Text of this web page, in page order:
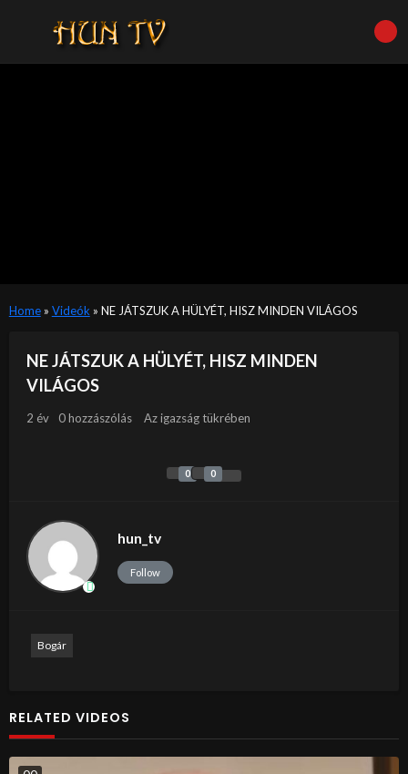
Home» Videók » NE JÁTSZUK A HÜLYÉT, HISZ MINDEN VILÁGOS
NE JÁTSZUK A HÜLYÉT, HISZ MINDEN
VILÁGOS
2 év 0 hozzászólás Az igazság tükrében
0 0
hun_tv
Follow
Bogár
RELATED VIDEOS